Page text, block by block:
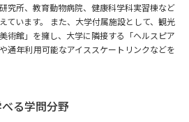
究所、教育動物病院、健康科学科実習棟など
ています。 また、大学付属施設として、観光
術館」を擁し、大学に隣接する「ヘルスピア
通年利用可能なアイススケートリンクなどを
る学問分野